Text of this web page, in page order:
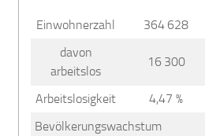
Einwohnerzahl
364 628
davon
arbeitslos
16 300
Arbeitslosigkeit
4,47 %
Bevölkerungswachstum